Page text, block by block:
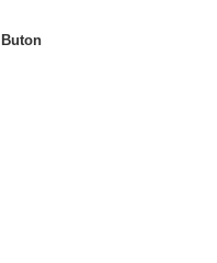
Buton